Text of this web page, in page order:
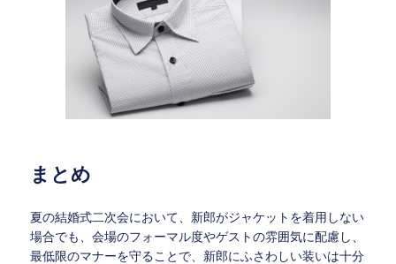
まとめ
夏の結婚式二次会において、新郎がジャケットを着用しない
場合でも、会場のフォーマル度やゲストの雰囲気に配慮し、
最低限のマナーを守ることで、新郎にふさわしい装いは十分